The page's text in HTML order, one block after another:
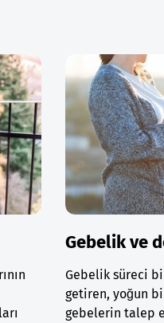
Gebelik ve
Gebelik süreci
getiren, yoğun
gebelerin talep